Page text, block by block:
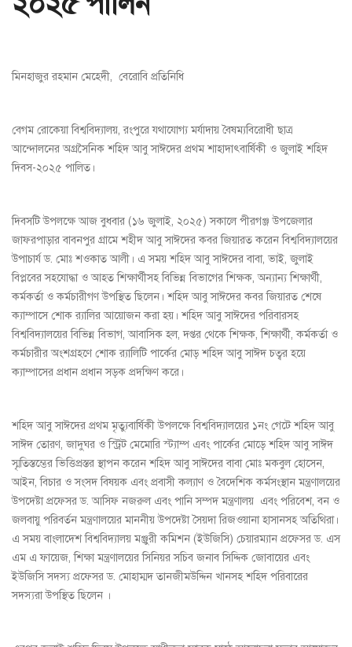
মিনহাজুর রহমান মেহেদী, বেরোবি প্রতিনিধি
বেগম রোকেয়া বিশ্ববিদ্যালয়, রংপুরে যথাযোগ্য মর্যাদায় বৈষম্যবিরোধী ছাত্র
আন্দোলনের অগ্রসৈনিক শহিদ আবু সাঈদের প্রথম শাহাদাৎবার্ষিকী ও জুলাই শহিদ
দিবস-২০২৫ পালিত।
দিবসটি উপলক্ষে আজ বুধবার (১৬ জুলাই, ২০২৫) সকালে পীরগঞ্জ উপজেলার
জাফরপাড়ার বাবনপুর গ্রামে শহীদ আবু সাঈদের কবর জিয়ারত করেন বিশ্ববিদ্যালয়ের
উপাচার্য ড. মোঃ শওকাত আলী। এ সময় শহিদ আবু সাঈদের বাবা, ভাই, জুলাই
বিপ্লবের সহযোদ্ধা ও আহত শিক্ষার্থীসহ বিভিন্ন বিভাগের শিক্ষক, অন্যান্য শিক্ষার্থী,
কর্মকর্তা ও কর্মচারীগণ উপস্থিত ছিলেন। শহিদ আবু সাঈদের কবর জিয়ারত শেষে
ক্যাম্পাসে শোক র‌্যালির আয়োজন করা হয়। শহিদ আবু সাঈদের পরিবারসহ
বিশ্ববিদ্যালয়ের বিভিন্ন বিভাগ, আবাসিক হল, দপ্তর থেকে শিক্ষক, শিক্ষার্থী, কর্মকর্তা ও
কর্মচারীর অংশগ্রহণে শোক র‌্যালিটি পার্কের মোড় শহিদ আবু সাঈদ চত্বর হয়ে
ক্যাম্পাসের প্রধান প্রধান সড়ক প্রদক্ষিণ করে।
শহিদ আবু সাঈদের প্রথম মৃত্যুবার্ষিকী উপলক্ষে বিশ্ববিদ্যালয়ের ১নং গেটে শহিদ আবু
সাঈদ তোরণ, জাদুঘর ও স্ট্রিট মেমোরি স্ট্যাম্প এবং পার্কের মোড়ে শহিদ আবু সাঈদ
স্মৃতিস্তম্ভের ভিত্তিপ্রস্তর স্থাপন করেন শহিদ আবু সাঈদের বাবা মোঃ মকবুল হোসেন,
আইন, বিচার ও সংসদ বিষয়ক এবং প্রবাসী কল্যাণ ও বৈদেশিক কর্মসংস্থান মন্ত্রণালয়ের
উপদেষ্টা প্রফেসর ড. আসিফ নজরুল এবং পানি সম্পদ মন্ত্রণালয় এবং পরিবেশ, বন ও
জলবায়ু পরিবর্তন মন্ত্রণালয়ের মাননীয় উপদেষ্টা সৈয়দা রিজওয়ানা হাসানসহ অতিথিরা।
এ সময় বাংলাদেশ বিশ্ববিদ্যালয় মঞ্জুরী কমিশন (ইউজিসি) চেয়ারম্যান প্রফেসর ড. এস
এম এ ফায়েজ, শিক্ষা মন্ত্রণালয়ের সিনিয়র সচিব জনাব সিদ্দিক জোবায়ের এবং
ইউজিসি সদস্য প্রফেসর ড. মোহাম্মদ তানজীমউদ্দিন খানসহ শহিদ পরিবারের
সদস্যরা উপস্থিত ছিলেন ।